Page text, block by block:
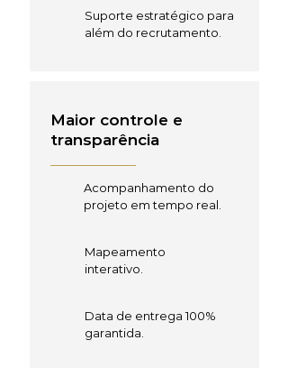
Suporte estratégico para
além do recrutamento.
Maior controle e
transparência
Acompanhamento do
projeto em tempo real.
Mapeamento
interativo.
Data de entrega 100%
garantida.